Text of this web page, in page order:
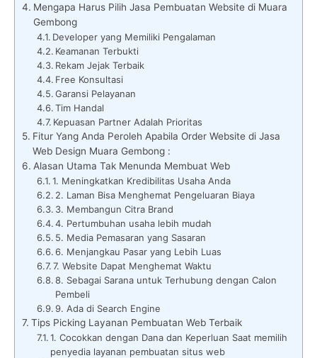
Mengapa Harus Pilih Jasa Pembuatan Website di Muara
Gembong
Developer yang Memiliki Pengalaman
Keamanan Terbukti
Rekam Jejak Terbaik
Free Konsultasi
Garansi Pelayanan
Tim Handal
Kepuasan Partner Adalah Prioritas
Fitur Yang Anda Peroleh Apabila Order Website di Jasa
Web Design Muara Gembong :
Alasan Utama Tak Menunda Membuat Web
1. Meningkatkan Kredibilitas Usaha Anda
2. Laman Bisa Menghemat Pengeluaran Biaya
3. Membangun Citra Brand
4. Pertumbuhan usaha lebih mudah
5. Media Pemasaran yang Sasaran
6. Menjangkau Pasar yang Lebih Luas
7. Website Dapat Menghemat Waktu
8. Sebagai Sarana untuk Terhubung dengan Calon
Pembeli
9. Ada di Search Engine
Tips Picking Layanan Pembuatan Web Terbaik
1. Cocokkan dengan Dana dan Keperluan Saat memilih
penyedia layanan pembuatan situs web